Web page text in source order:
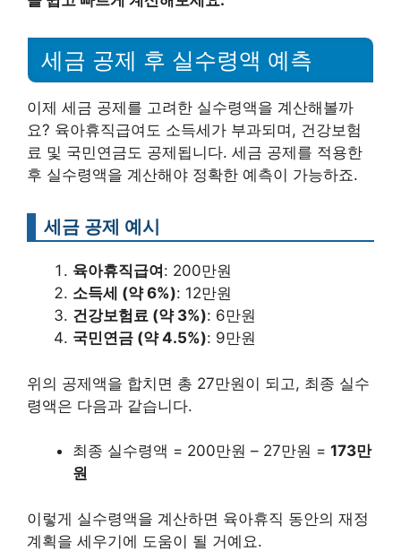
세금 공제 후 실수령액 예측
이제 세금 공제를 고려한 실수령액을 계산해볼까
요? 육아휴직급여도 소득세가 부과되며, 건강보험
료 및 국민연금도 공제됩니다. 세금 공제를 적용한
후 실수령액을 계산해야 정확한 예측이 가능하죠.
세금 공제 예시
육아휴직급여 : 200만원
소득세 (약 6%): 12만원
건강보험료 (약 3%): 6만원
국민연금 (약 4.5%): 9만원
위의 공제액을 합치면 총 27만원이 되고, 최종 실수
령액은 다음과 같습니다.
최종 실수령액 = 200만원 – 27만원 = 173만
원
이렇게 실수령액을 계산하면 육아휴직 동안의 재정
계획을 세우기에 도움이 될 거예요.